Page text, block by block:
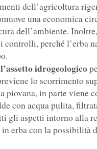
dell’agricoltura
una economica
dell’ambiente.
perché l’erba
idrogeologico
lo scorrimento
piovana, in parte viene
con acqua pulita,
gli aspetti intorno alla
erba con la possibilità